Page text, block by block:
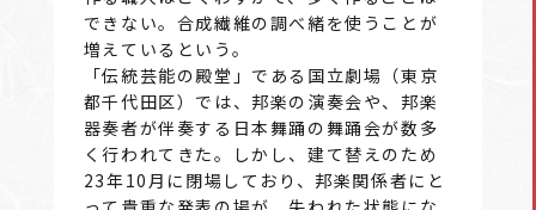
できない。合成繊維の調べ緒を使うことが
増えているという。
「伝統芸能の殿堂」である国立劇場（東京
都千代田区）では、邦楽の演奏会や、邦楽
器奏者が伴奏する日本舞踊の舞踊会が数多
く行われてきた。しかし、建て替えのため
23年10月に閉場しており、邦楽関係者にと